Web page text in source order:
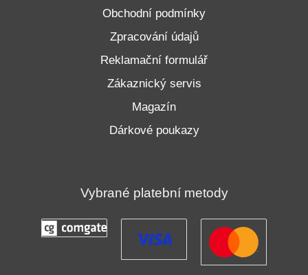
Obchodní podmínky
Zpracování údajů
Reklamační formulář
Zákaznický servis
Magazín
Dárkové poukazy
Vybrané platební metody